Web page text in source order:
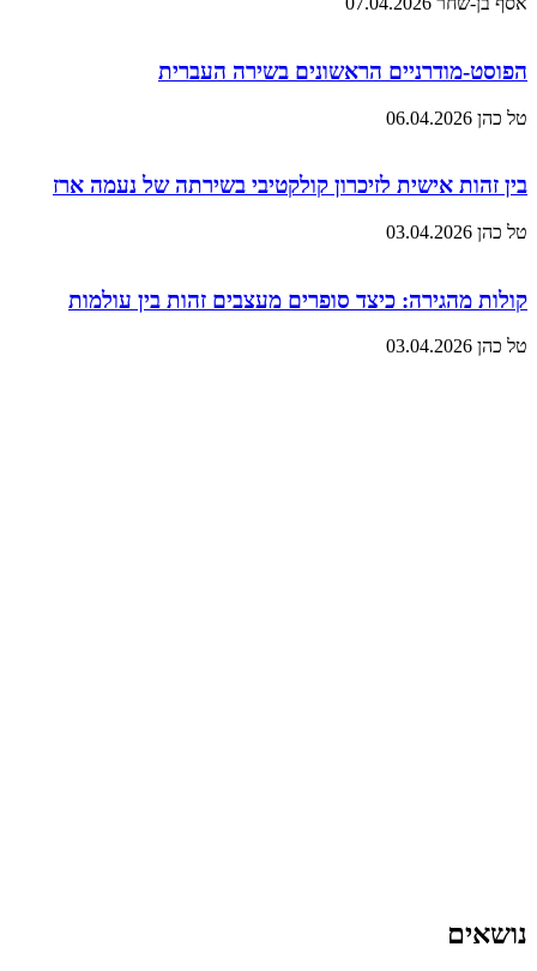
הפוסט-מודרניים הראשונים בשירה העברית
טל כהן 06.04.2026
בין זהות אישית לזיכרון קולקטיבי בשירתה של נעמה ארז
טל כהן 03.04.2026
קולות מהגירה: כיצד סופרים מעצבים זהות בין עולמות
טל כהן 03.04.2026
נושאים